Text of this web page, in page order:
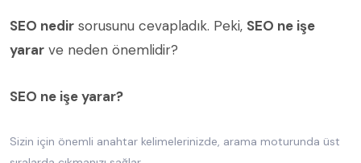
SEO nedir sorusunu cevapladık. Peki, SEO ne işe
yarar ve neden önemlidir?
SEO ne işe yarar?
Sizin için önemli anahtar kelimelerinizde, arama moturunda üst